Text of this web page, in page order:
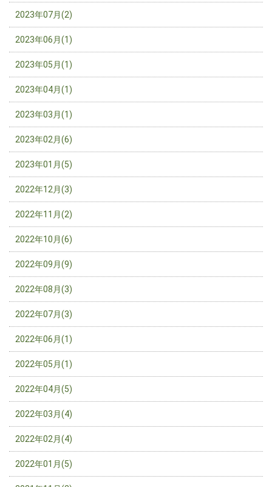
2023年07月(2)
2023年06月(1)
2023年05月(1)
2023年04月(1)
2023年03月(1)
2023年02月(6)
2023年01月(5)
2022年12月(3)
2022年11月(2)
2022年10月(6)
2022年09月(9)
2022年08月(3)
2022年07月(3)
2022年06月(1)
2022年05月(1)
2022年04月(5)
2022年03月(4)
2022年02月(4)
2022年01月(5)